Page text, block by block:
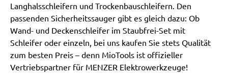
Langhalsschleifern und Trockenbauschleifern. Den
passenden Sicherheitssauger gibt es gleich dazu: Ob
Wand- und Deckenschleifer im Staubfrei-Set mit
Schleifer oder einzeln, bei uns kaufen Sie stets Qualität
zum besten Preis – denn MioTools ist offizieller
Vertriebspartner für MENZER Elektrowerkzeuge!